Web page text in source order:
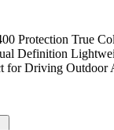
Protection True
Definition
for Driving Outdoor